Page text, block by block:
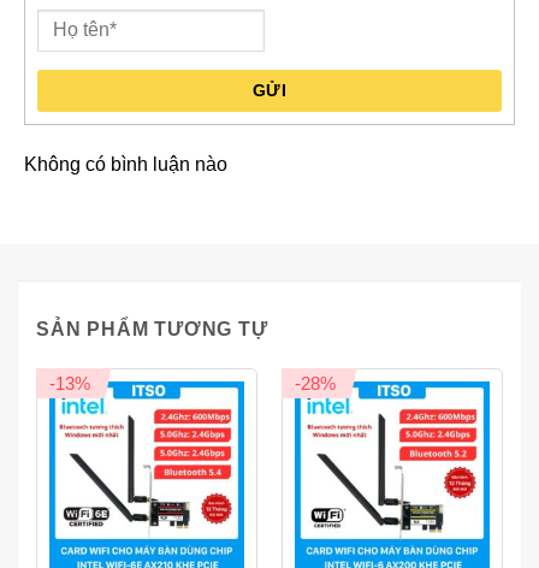
GỬI
Không có bình luận nào
SẢN PHẨM TƯƠNG TỰ
-13% -28%